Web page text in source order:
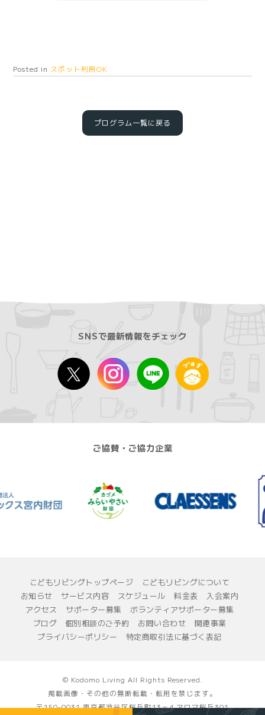
Posted in スポット利用OK
プログラム一覧に戻る
SNSで最新情報をチェック
ご協賛・ご協力企業
こどもリビングトップページ
こどもリビングについて
お知らせ
サービス内容 スケジュール 料金表
入会案内
アクセス
サポーター募集
ボランティアサポーター募集
ブログ
個別相談のご予約 お問い合わせ
関連事業
プライバシーポリシー
特定商取引法に基づく表記
© Kodomo Living All Rights Reserved.
掲載画像・その他の無断転載・転用を禁じます。
〒150-0031 東京都渋谷区桜丘町13－4 アロマ桜丘301